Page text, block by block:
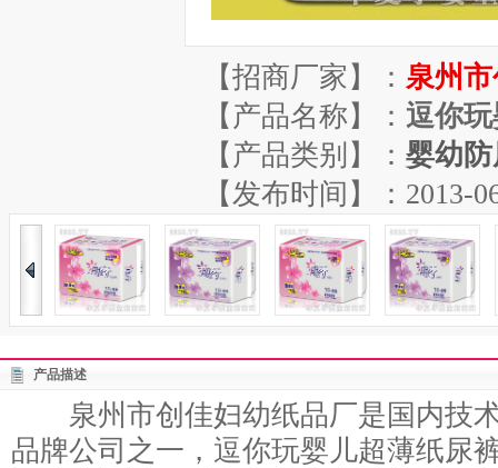
【招商厂家】： 泉州
【产品名称】： 逗你
【产品类别】： 婴幼
【发布时间】：2013-
产品描述
泉州市创佳妇幼纸品厂是国内技
品牌公司之一，逗你玩婴儿超薄纸尿